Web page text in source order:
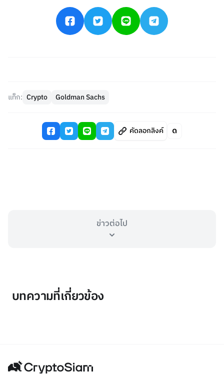
แท็ก: Crypto Goldman Sachs
คัดลอกลิงค์
ข่าวต่อไป
บทความที่เกี่ยวข้อง